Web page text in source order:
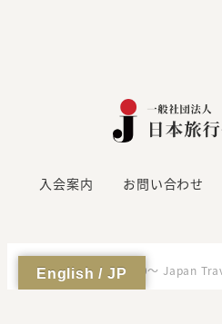
入会案内 お問い合わせ
Copyright (C)2000～ Japan
English / JP